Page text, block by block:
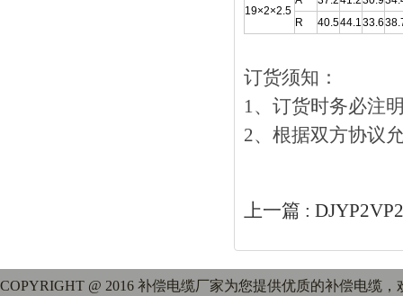
19×2×2.5
R
40.544.133.6
订货须知：
1、订货时务必注明
2、根据双方协议
上一篇 :
COPYRIGHT @ 2016 补偿电缆厂家为您提供优质的补偿电缆